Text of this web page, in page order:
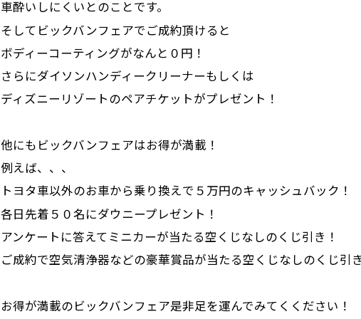
車酔いしにくいとのことです。
そしてビックバンフェアでご成約頂けると
ボディーコーティングがなんと０円！
さらにダイソンハンディークリーナーもしくは
ディズニーリゾートのペアチケットがプレゼント！
他にもビックバンフェアはお得が満載！
例えば、、、
トヨタ車以外のお車から乗り換えで５万円のキャッシュバック！
各日先着５０名にダウニープレゼント！
アンケートに答えてミニカーが当たる空くじなしのくじ引き！
ご成約で空気清浄器などの豪華賞品が当たる空くじなしのくじ引
お得が満載のビックバンフェア是非足を運んでみてくください！